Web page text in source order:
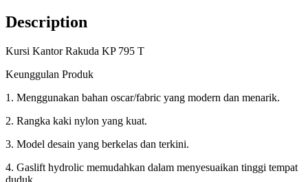
Description
Kursi Kantor Rakuda KP 795 T
Keunggulan Produk
1. Menggunakan bahan oscar/fabric yang modern dan menarik.
2. Rangka kaki nylon yang kuat.
3. Model desain yang berkelas dan terkini.
4. Gaslift hydrolic memudahkan dalam menyesuaikan tinggi tempat